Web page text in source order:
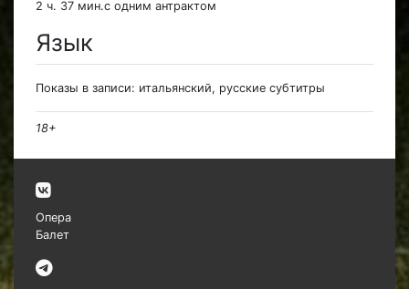
2 ч. 37 мин.с одним антрактом
Язык
Показы в записи: итальянский, русские субтитры
18+
Опера
Балет